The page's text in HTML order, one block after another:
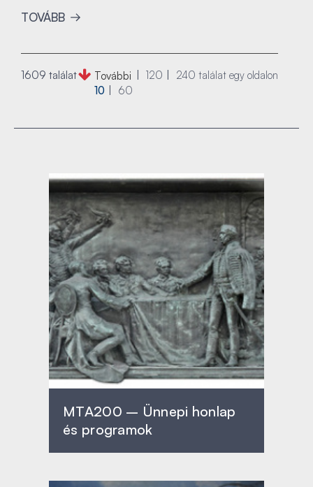
TOVÁBB
1609 találat További 240 találat egy oldalon
120
60
10
MTA200 – Ünnepi honlap
és programok